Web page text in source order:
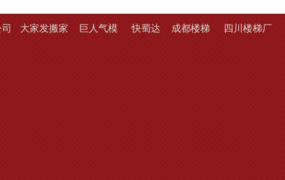
司 大家发搬家 巨人气模 快蜀达 成都楼梯 四川楼梯厂